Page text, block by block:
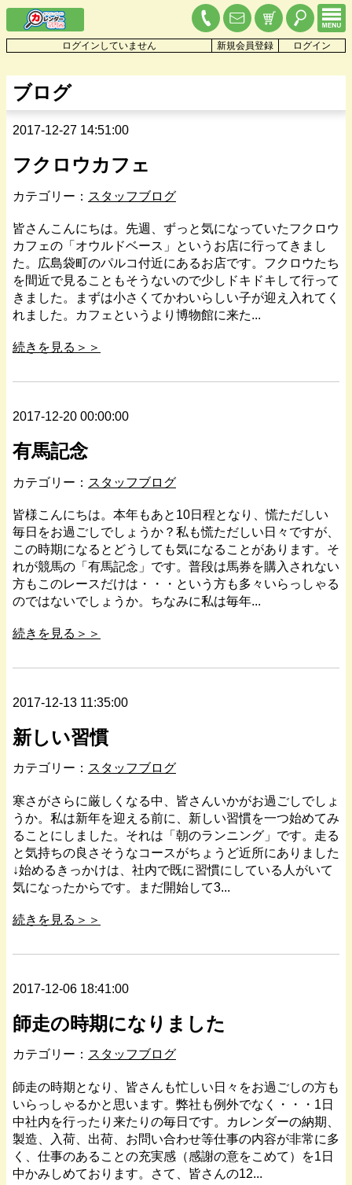
ログインしていません 新規会員登録 ログイン
ブログ
2017-12-27 14:51:00
フクロウカフェ
カテゴリー： スタッフブログ
皆さんこんにちは。先週、ずっと気になっていたフクロウ
カフェの「オウルドベース」というお店に行ってきまし
た。広島袋町のパルコ付近にあるお店です。フクロウたち
を間近で見ることもそうないので少しドキドキして行って
きました。まずは小さくてかわいらしい子が迎え入れてく
れました。カフェというより博物館に来た...
続きを見る＞＞
2017-12-20 00:00:00
有馬記念
カテゴリー： スタッフブログ
皆様こんにちは。本年もあと10日程となり、慌ただしい
毎日をお過ごしでしょうか？私も慌ただしい日々ですが、
この時期になるとどうしても気になることがあります。そ
れが競馬の「有馬記念」です。普段は馬券を購入されない
方もこのレースだけは・・・という方も多々いらっしゃる
のではないでしょうか。ちなみに私は毎年...
続きを見る＞＞
2017-12-13 11:35:00
新しい習慣
カテゴリー： スタッフブログ
寒さがさらに厳しくなる中、皆さんいかがお過ごしでしょ
うか。私は新年を迎える前に、新しい習慣を一つ始めてみ
ることにしました。それは「朝のランニング」です。走る
と気持ちの良さそうなコースがちょうど近所にありました
↓始めるきっかけは、社内で既に習慣にしている人がいて
気になったからです。まだ開始して3...
続きを見る＞＞
2017-12-06 18:41:00
師走の時期になりました
カテゴリー： スタッフブログ
師走の時期となり、皆さんも忙しい日々をお過ごしの方も
いらっしゃるかと思います。弊社も例外でなく・・・1日
中社内を行ったり来たりの毎日です。カレンダーの納期、
製造、入荷、出荷、お問い合わせ等仕事の内容が非常に多
く、仕事のあることの充実感（感謝の意をこめて）を1日
中かみしめております。さて、皆さんの12...